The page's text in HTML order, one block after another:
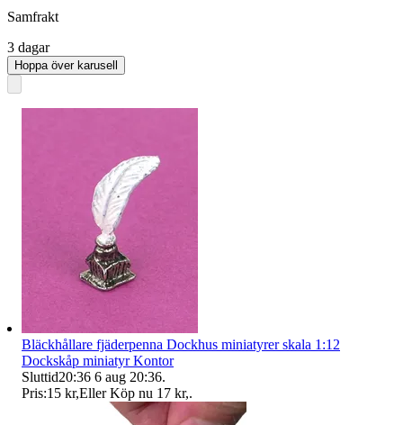
Samfrakt
3 dagar
Hoppa över karusell
Bläckhållare fjäderpenna Dockhus miniatyrer skala 1:12
Dockskåp miniatyr Kontor
Sluttid20:36 6 aug 20:36.
Pris:15 kr,Eller Köp nu 17 kr,.